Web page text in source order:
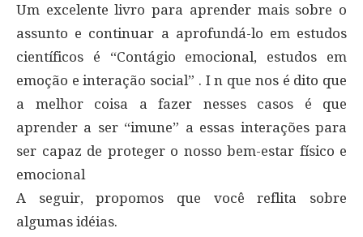
Um excelente livro para aprender mais sobre o
assunto e continuar a aprofundá-lo em estudos
científicos é “Contágio emocional, estudos em
emoção e interação social” . I n que nos é dito que
a melhor coisa a fazer nesses casos é que
aprender a ser “imune” a essas interações para
ser capaz de proteger o nosso bem-estar físico e
emocional
A seguir, propomos que você reflita sobre
algumas idéias.